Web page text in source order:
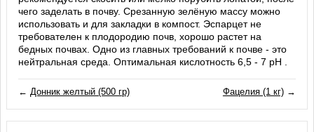
чего заделать в почву. Срезанную зелёную массу можно
использовать и для закладки в компост. Эспарцет не
требователен к плодородию почв, хорошо растет на
бедных почвах. Одно из главных требований к почве - это
нейтральная среда. Оптимальная кислотность 6,5 - 7 pH .
← Донник желтый (500 гр) Фацелия (1 кг)→